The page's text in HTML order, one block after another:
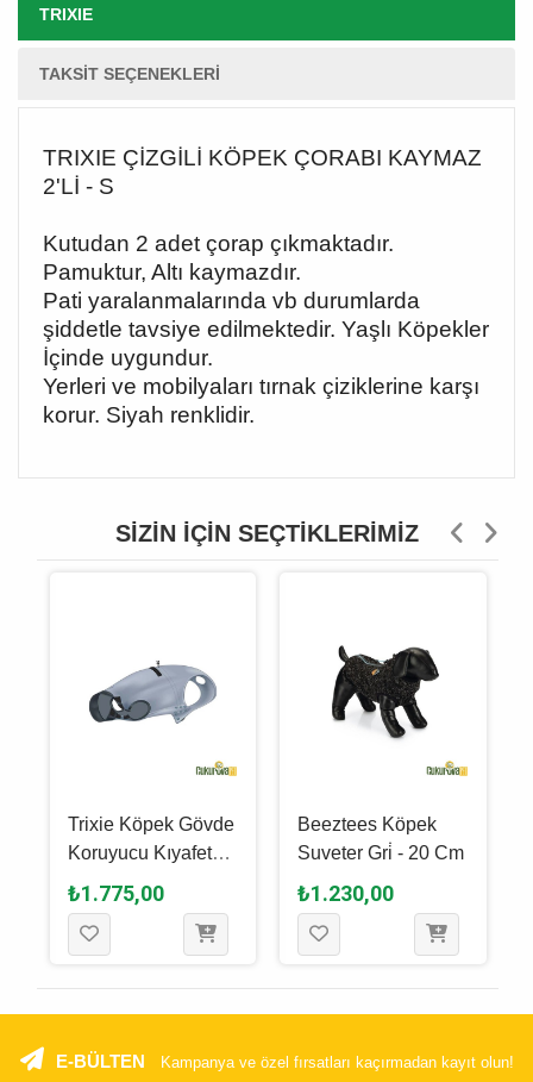
TRIXIE
TAKSIT SEÇENEKLERI
TRIXIE ÇİZGİLİ KÖPEK ÇORABI KAYMAZ
2'Lİ - S
Kutudan 2 adet çorap çıkmaktadır.
Pamuktur, Altı kaymazdır.
Pati yaralanmalarında vb durumlarda
şiddetle tavsiye edilmektedir. Yaşlı Köpekler
İçinde uygundur.
Yerleri ve mobilyaları tırnak çiziklerine karşı
korur. Siyah renklidir.
SIZIN İÇIN SEÇTIKLERIMIZ
Trixie Köpek Gövde
Koruyucu Kıyafet
Xs - S - 30 Cm - Gri̇
₺1.775,00
Beeztees Köpek
Suveter Gri̇ - 20 Cm
₺1.230,00
E-BÜLTEN Kampanya ve özel fırsatları kaçırmadan kayıt olun!